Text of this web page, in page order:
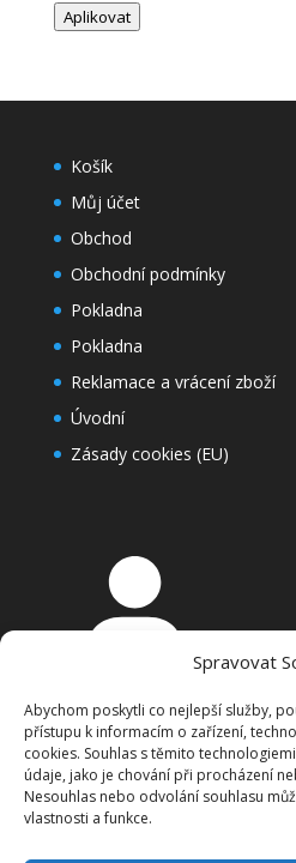
Spravovat
Abychom poskytli co nejlepší služby,
přístupu k informacím o zařízení,
cookies. Souhlas s těmito
údaje, jako je chování při procházení
Nesouhlas nebo odvolání souhlasu
vlastnosti a funkce.
Aplikovat
Košík
Můj účet
Obchod
Obchodní podmínky
Pokladna
Pokladna
Reklamace a vrácení zboží
Úvodní
Zásady cookies (EU)
Přihlášení
Košík